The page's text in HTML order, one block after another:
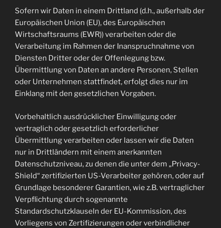
Sofern wir Daten in einem Drittland (d.h., außerhalb der
Europäischen Union (EU), des Europäischen
Wirtschaftsraums (EWR)) verarbeiten oder die
Verarbeitung im Rahmen der Inanspruchnahme von
Diensten Dritter oder der Offenlegung bzw.
Übermittlung von Daten an andere Personen, Stellen
oder Unternehmen stattfindet, erfolgt dies nur im
Einklang mit den gesetzlichen Vorgaben.
Vorbehaltlich ausdrücklicher Einwilligung oder
vertraglich oder gesetzlich erforderlicher
Übermittlung verarbeiten oder lassen wir die Daten
nur in Drittländern mit einem anerkannten
Datenschutzniveau, zu denen die unter dem „Privacy-
Shield“ zertifizierten US-Verarbeiter gehören, oder auf
Grundlage besonderer Garantien, wie z.B. vertraglicher
Verpflichtung durch sogenannte
Standardschutzklauseln der EU-Kommission, des
Vorliegens von Zertifizierungen oder verbindlicher